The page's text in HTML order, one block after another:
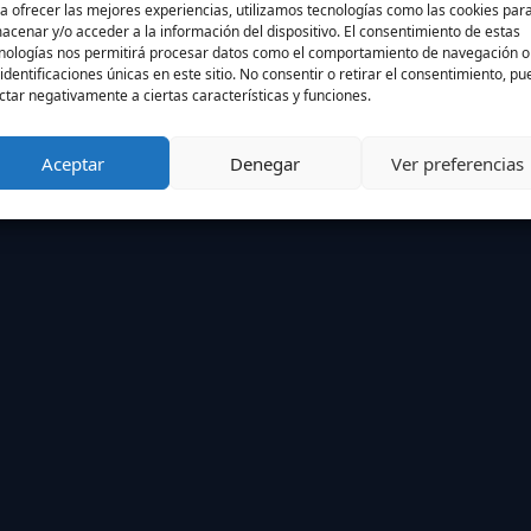
ofrecer las mejores experiencias, utilizamos tecnologías como las cookies para
y/o acceder a la información del dispositivo. El consentimiento de estas
nos permitirá procesar datos como el comportamiento de navegación o
únicas en este sitio. No consentir o retirar el consentimiento,
negativamente a ciertas características y funciones.
Aceptar Denegar Ver preferencias